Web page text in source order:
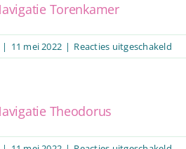
Torenkamer
| 11 mei 2022 | Reacties uitgeschakeldvoor
1e
Theodorus